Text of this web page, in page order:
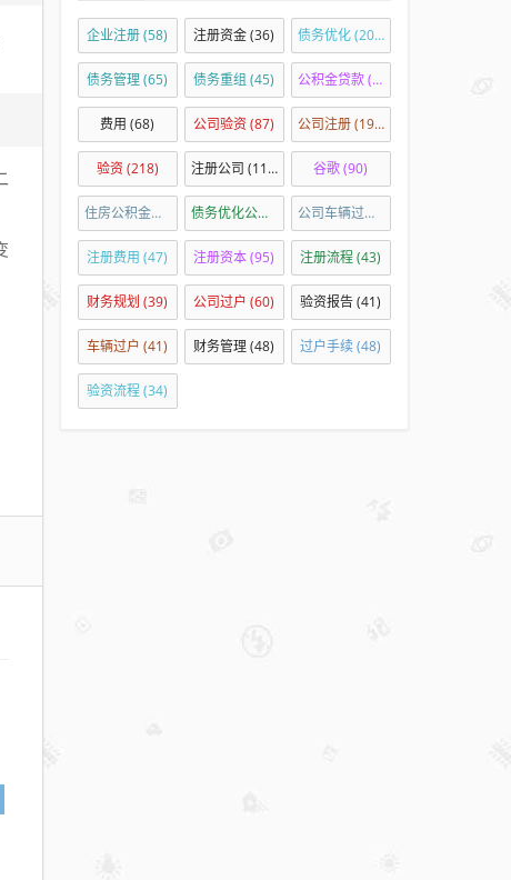
企业注册(58) 注册资金(36) 债务优化(205)
债务管理(65) 债务重组 (45) 公积金贷款(303)
费用 (68) 公司验资(87) 公司注册(197)
验资(218) 注册公司 (110) 谷歌(90)
住房公积金贷款 (35) 债务优化公司 公司车辆过户
注册费用 (47) 注册资本(95) 注册流程(43)
财务规划 (39) 公司过户 (60) 验资报告(41)
车辆过户 (41) 财务管理(48) 过户手续(48)
验资流程(34)